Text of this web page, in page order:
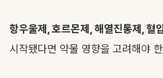
항우울제, 호르몬제, 해열진통제, 혈
시작됐다면 약물 영향을 고려해야